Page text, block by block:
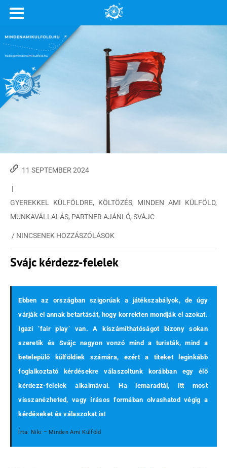
11 SEPTEMBER 2024
|
GYEREKKEL KÜLFÖLDRE, KÖLTÖZÉS, MINDEN AMI KÜLFÖLD,
MUNKAVÁLLALÁS, PARTNER AJÁNLÓ, SVÁJC
/ NINCSENEK HOZZÁSZÓLÁSOK
Svájc kérdezz-felelek
Ebben az országban szigorúak a játékszabályok, de úgy
várják el annak betartását, hogy korrekten mondják el azokat.
Igazi ‘fair play’ van. A kiszámíthatóságot bizony sokan
szeretik és Svájc nagyon vonzó mind a turisták, mind a
betelepülő külföldiek számára, ezért a titeket leginkább
foglalkoztató kérdésekre válaszoltunk korábban egy élő
kérdezz-felelek alkalmával. Ha lemaradtál, itt most
visszanézheted, vagy írásos formában olvashatod végig a
kérdéseket és válaszokat is!
Írta: Niki – Minden Ami Külföld